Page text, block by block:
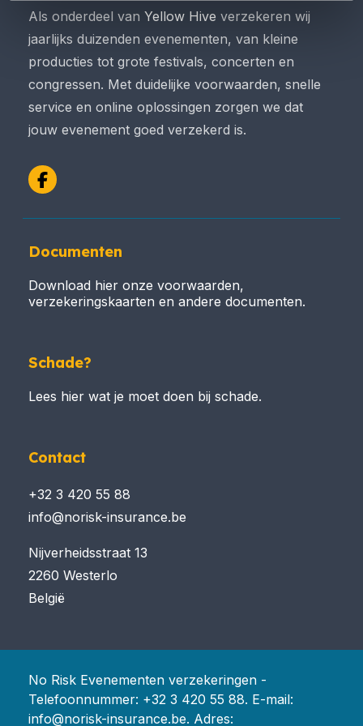
Als onderdeel van Yellow Hive verzekeren wij
jaarlijks duizenden evenementen, van kleine
producties tot grote festivals, concerten en
congressen. Met duidelijke voorwaarden, snelle
service en online oplossingen zorgen we dat
jouw evenement goed verzekerd is.
Facebook
Documenten
Download hier onze voorwaarden,
verzekeringskaarten en andere documenten.
Schade?
Lees hier wat je moet doen bij schade.
Contact
+32 3 420 55 88
info@norisk-insurance.be
Nijverheidsstraat 13
2260 Westerlo
België
No Risk Evenementen verzekeringen -
Telefoonnummer: +32 3 420 55 88. E-mail:
info@norisk-insurance.be. Adres: